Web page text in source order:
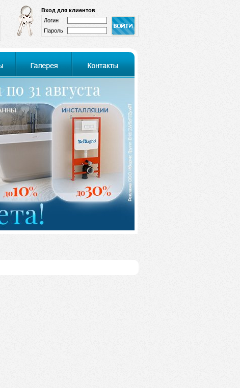
Вход для клиентов
Логин
Пароль